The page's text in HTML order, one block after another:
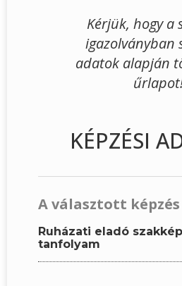
Kérjük, hogy a
igazolványban
adatok alapján
KÉPZÉSI
A választott képzés
Ruházati eladó
tanfolyam